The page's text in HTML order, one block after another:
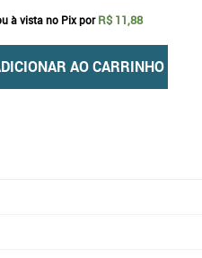
à vista no Pix porR$ 11,88
AO CARRINHO